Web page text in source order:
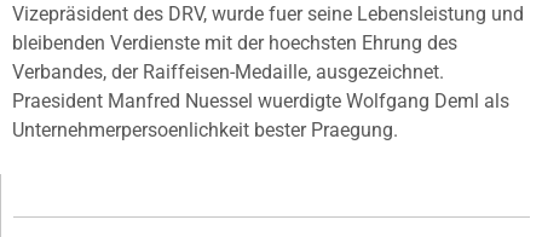
Vizepräsident des DRV, wurde fuer seine Lebensleistung und
bleibenden Verdienste mit der hoechsten Ehrung des
Verbandes, der Raiffeisen-Medaille, ausgezeichnet.
Praesident Manfred Nuessel wuerdigte Wolfgang Deml als
Unternehmerpersoenlichkeit bester Praegung.